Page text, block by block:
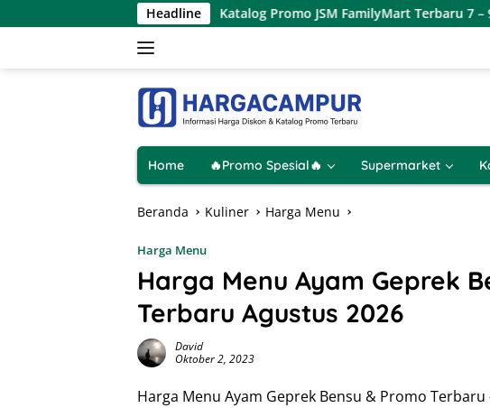
ke
Headline
Katalog Promo JSM FamilyMart Terbaru 7 – 9 Agustus
Home 🔥Promo Spesial🔥 Supermarket
Beranda Kuliner Harga Menu
Harga Menu
Harga Menu Ayam Geprek
Terbaru Agustus 2026
David
Oktober 2, 2023
Harga Menu Ayam Geprek Bensu & Promo